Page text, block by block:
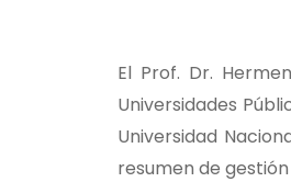
El Prof. Dr.
Universidades
Universidad
resumen de